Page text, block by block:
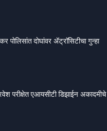
पोलिसांत दोघांवर ॲट्रॉसिटीचा गुन्हा
परीक्षेत एआयसीटी डिझाईन अकादमीचे